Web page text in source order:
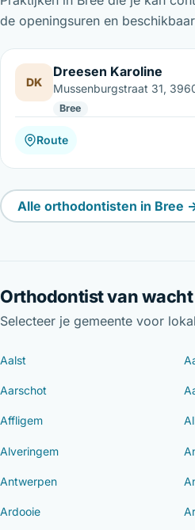
de openingsuren en
DK
Dreesen Karoline
Mussenburgstraat 31,
Bree
Route
Alle orthodontisten in Bree
Orthodontist van
Selecteer je gemeente voor
Aalst
Aarschot
Affligem
Alveringem
Antwerpen
Ardooie